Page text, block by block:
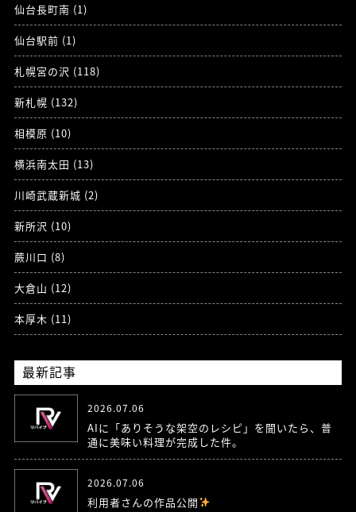
仙台長町南 (1)
仙台駅前 (1)
札幌宮の沢 (118)
新札幌 (132)
相模原 (10)
横浜南太田 (13)
川崎武蔵新城 (2)
新所沢 (10)
蕨川口 (8)
大倉山 (12)
本厚木 (11)
最新記事
2026.07.06
AIに「ありそうな架空のレシピ」を聞いたら、普
通に美味い料理が完成した件。
2026.07.06
利用者さんの作品公開